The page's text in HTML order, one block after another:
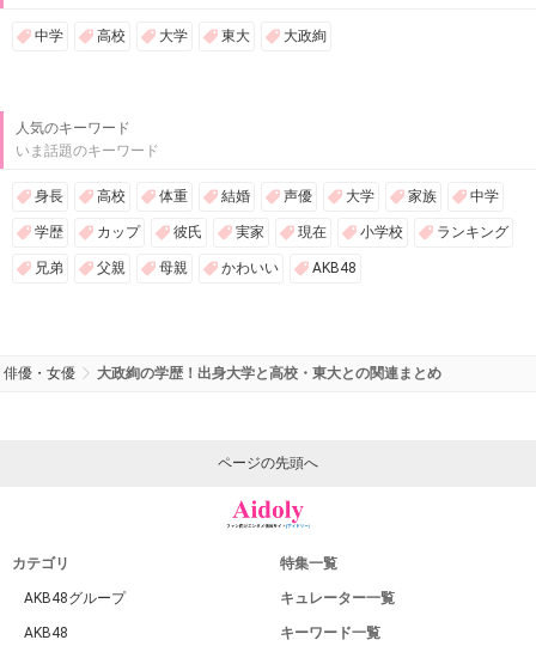
中学 高校 大学 東大 大政絢
人気のキーワード
いま話題のキーワード
身長 高校 体重 結婚 声優 大学 家族 中学
学歴 カップ 彼氏 実家 現在 小学校 ランキング
兄弟 父親 母親 かわいい AKB48
俳優・女優 大政絢の学歴！出身大学と高校・東大との関連まとめ
ページの先頭へ
カテゴリ
AKB48グループ
AKB48
特集一覧
キュレーター一覧
キーワード一覧